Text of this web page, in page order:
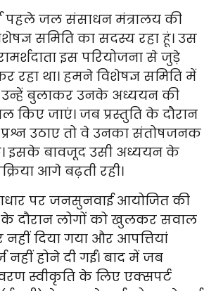
पहले जल संसाधन मंत्रालय की
समिति का सदस्य रहा हूं। उस
इस परियोजना से जुड़े
रहा था। हमने विशेषज्ञ समिति में
उन्हें बुलाकर उनके अध्ययन की
किए जाएं। जब प्रस्तुति के दौरान
उठाए तो वे उनका संतोषजनक
इसके बावजूद उसी अध्ययन के
आगे बढ़ती रही।
पर जनसुनवाई आयोजित की
दौरान लोगों को खुलकर सवाल
दिया गया और आपत्तियां
नहीं होने दी गईं। बाद में जब
स्वीकृति के लिए एक्सपर्ट